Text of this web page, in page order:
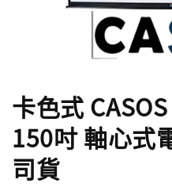
卡色式
150吋 軸心式
司貨